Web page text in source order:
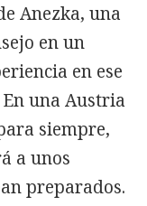
Anezka, una
en un
en ese
una Austria
siempre,
a unos
preparados.